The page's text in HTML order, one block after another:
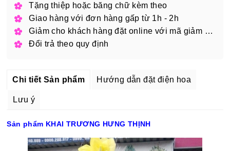
Tặng thiệp hoặc băng chữ kèm theo
Giao hàng với đơn hàng gấp từ 1h - 2h
Giảm cho khách hàng đặt online với mã giảm giá
Đổi trả theo quy định
Chi tiết Sản phẩm Hướng dẫn đặt điện hoa
Lưu ý
Sản phẩm KHAI TRƯƠNG HƯNG THỊNH